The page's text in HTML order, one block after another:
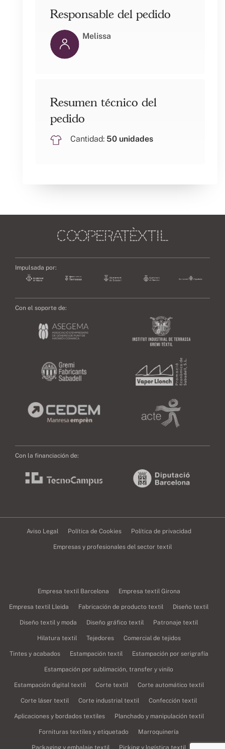
Responsable del pedido
Melissa
Resumen técnico del
pedido
Cantidad: 50 unidades
Impulsada por:
Con el soporte de:
Con la financiación de:
Aviso Legal Política de Cookies Política de privacidad
Empresas y profesionales del sector textil
Empresa textil Barcelona Empresa textil Girona
Empresa textil Lleida Fabricación de producto textil Diseño textil
Diseño textil y moda Diseño gráfico textil Patronaje textil
Hilatura textil Tejedores Comercial de tejidos
Tintes y acabados Estampación textil Estampación por serigrafía
Estampación por sublimación, transfer y vinilo
Estampación digital textil Corte textil Corte automático textil
Corte láser textil Corte industrial textil Confección textil
Aplicaciones y bordados textiles Planchado y manipulación textil
Fornituras textiles y etiquetado Marroquinería